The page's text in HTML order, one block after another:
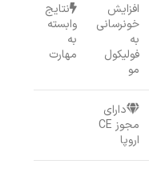
افزایش
خونرسانی
به
فولیکول
مو
نتایج
وابسته
به
مهارت
دارای
مجوز CE
اروپا